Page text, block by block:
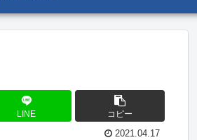
LINE コピー
2021.04.17